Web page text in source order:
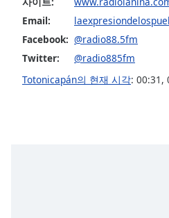
close
window.
Color
Email:
Facebook: @radio88.5fm
Twitter:
@radio885fm
Totonicapán의 현재 시각: 00:31 ,